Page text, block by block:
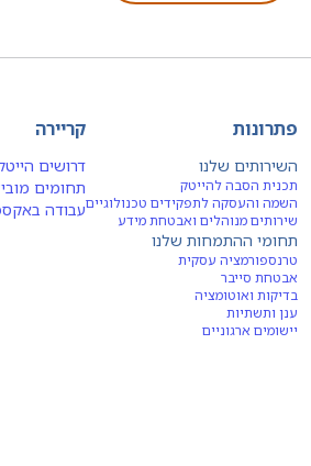
פתרונות
השירותים שלנו
תכנית הסבה להייטק
השמה והעסקה לתפקידים טכנולוגיים
שירותים מנוהלים ואבטחת מידע
תחומי ההתמחות שלנו
טרנספורמציה עסקית
אבטחת סייבר
בדיקות ואוטומציה
ענן ותשתיות
יישומים ארגוניים
קריירה
דרושים
תחומים
עבודה